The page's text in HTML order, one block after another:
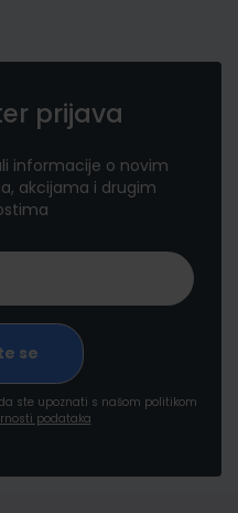
prijava
informacije o novim
akcijama i drugim
ste upoznati s našom politikom
podataka